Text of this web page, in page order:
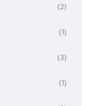
(2)
(1)
(3)
(1)